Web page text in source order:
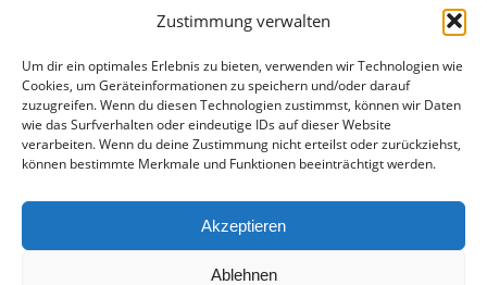
Zustimmung verwalten
Um dir ein optimales Erlebnis zu bieten, verwenden wir Technologien wie
Cookies, um Geräteinformationen zu speichern und/oder darauf
zuzugreifen. Wenn du diesen Technologien zustimmst, können wir Daten
wie das Surfverhalten oder eindeutige IDs auf dieser Website
verarbeiten. Wenn du deine Zustimmung nicht erteilst oder zurückziehst,
können bestimmte Merkmale und Funktionen beeinträchtigt werden.
Akzeptieren
Ablehnen
Zu finden untersportliches.
Eintrag teilen